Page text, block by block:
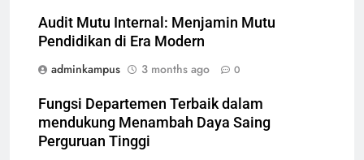
Audit Mutu Internal: Menjamin Mutu
Pendidikan di Era Modern
adminkampus
3 months ago 0
Fungsi Departemen Terbaik dalam
mendukung Menambah Daya Saing
Perguruan Tinggi